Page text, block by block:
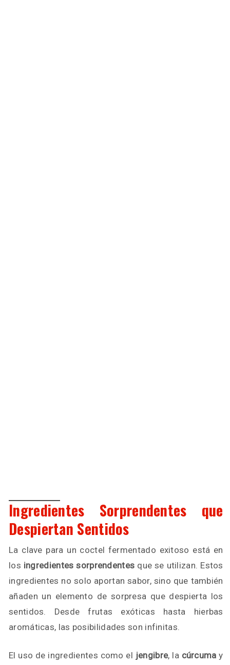
Ingredientes Sorprendentes que
Despiertan Sentidos
La clave para un coctel fermentado exitoso está en
los ingredientes sorprendentes que se utilizan. Estos
ingredientes no solo aportan sabor, sino que también
añaden un elemento de sorpresa que despierta los
sentidos. Desde frutas exóticas hasta hierbas
aromáticas, las posibilidades son infinitas.
El uso de ingredientes como el jengibre, la cúrcuma y